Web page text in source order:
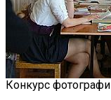
Конкурс